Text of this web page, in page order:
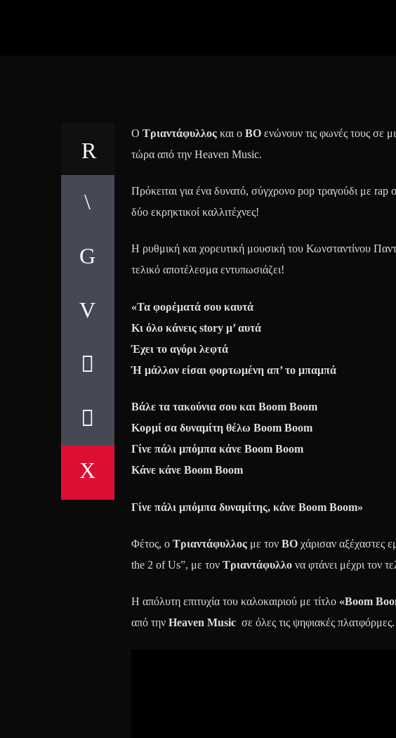
Ο Τριαντάφυλλοςκαι ο ΒΟενώνουν τις φωνές τους σε
τώρα από την Heaven Music.
Πρόκειται για ένα δυνατό, σύγχρονο pop τραγούδι με rap
δύο εκρηκτικοί καλλιτέχνες!
Η ρυθμική και χορευτική μουσική του Κωνσταντίνου
τελικό αποτέλεσμα εντυπωσιάζει!
«Τα φορέματά σου καυτά
Κι όλο κάνεις story μ’ αυτά
Έχει το αγόρι λεφτά
Ή μάλλον είσαι φορτωμένη απ’ το μπαμπά
Βάλε τα τακούνια σου και Βoom Βoom
Κορμί σα δυναμίτη θέλω Βoom Βoom
Γίνε πάλι μπόμπα κάνε Βoom Βoom
Κάνε κάνε Βoom Βoom
Γίνε πάλι μπόμπα δυναμίτης, κάνε Βoom Βoom»
Φέτος, ο Τριαντάφυλλος με τον BO χάρισαν αξέχαστες
the 2 of Us”, με τον Τριαντάφυλλονα φτάνει μέχρι τον
Η απόλυτη επιτυχία του καλοκαιριού με τίτλο «Boom
από την Heaven Musicσε όλες τις ψηφιακές πλατφόρμες.